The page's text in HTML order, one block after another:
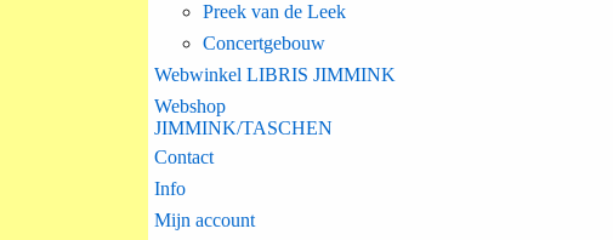
Preek van de Leek
Concertgebouw
Webwinkel LIBRIS JIMMINK
Webshop
JIMMINK/TASCHEN
Contact
Info
Mijn account